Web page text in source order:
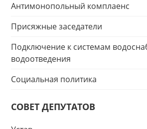
Антимонопольный комплаенс
Присяжные заседатели
Подключение к системам
водоотведения
Социальная политика
СОВЕТ ДЕПУТАТОВ